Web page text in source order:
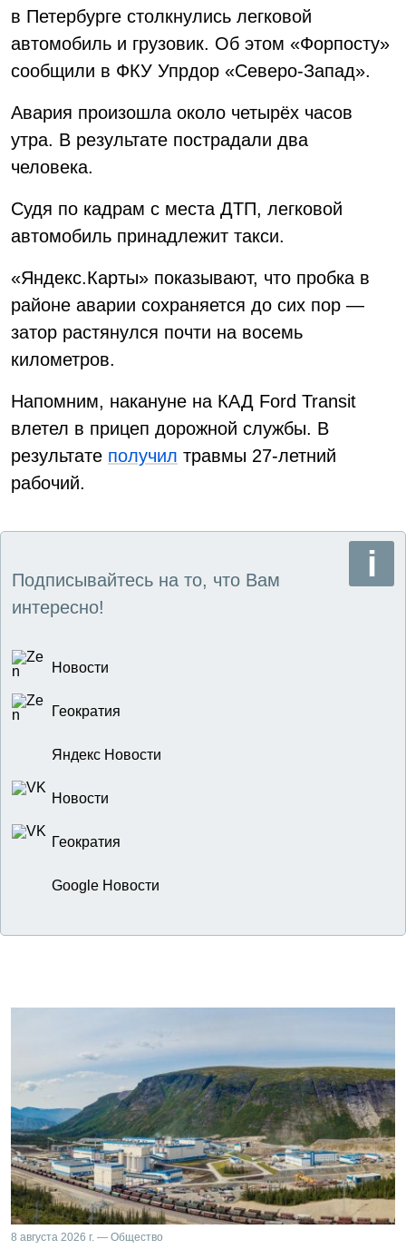
в Петербурге столкнулись легковой
автомобиль и грузовик. Об этом «Форпосту»
сообщили в ФКУ Упрдор «Северо-Запад».
Авария произошла около четырёх часов
утра. В результате пострадали два
человека.
Судя по кадрам с места ДТП, легковой
автомобиль принадлежит такси.
«Яндекс.Карты» показывают, что пробка в
районе аварии сохраняется до сих пор —
затор растянулся почти на восемь
километров.
Напомним, накануне на КАД Ford Transit
влетел в прицеп дорожной службы. В
результате получил травмы 27-летний
рабочий.
Подписывайтесь на то, что Вам
интересно!
Новости
Геократия
Яндекс Новости
Новости
Геократия
Google Новости
8 августа 2026 г. — Общество